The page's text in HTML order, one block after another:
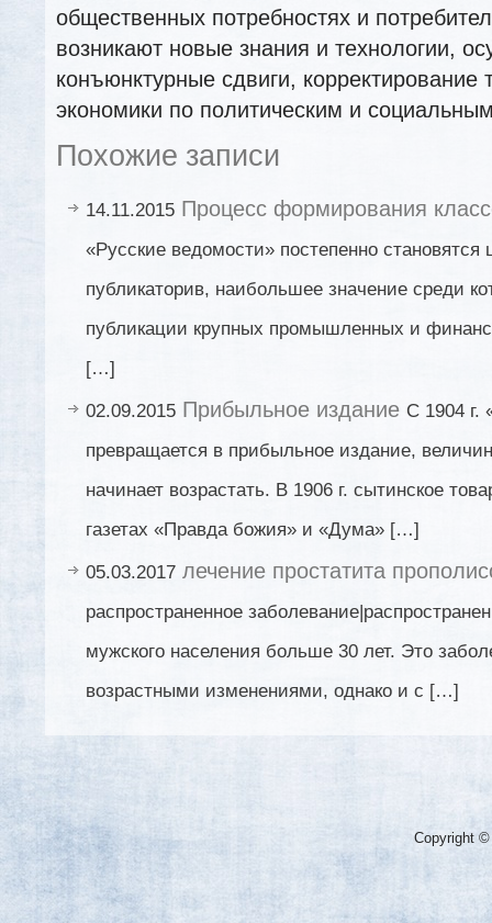
общественных потребностях и
возникают новые знания и технологии,
конъюнктурные сдвиги, корректирование
экономики по политическим и
Похожие записи
14.11.2015 Процесс формирования
«Русские ведомости» постепенно
публикаторив, наибольшее значение среди
публикации крупных промышленных и
[…]
02.09.2015 Прибыльное издание С 1904 г.
превращается в прибыльное издание,
начинает возрастать. В 1906 г. сытинское
газетах «Правда божия» и «Дума» […]
05.03.2017 лечение простатита
распространенное
мужского населения больше 30 лет. Это
возрастными изменениями, однако и с […]
Copyright ©